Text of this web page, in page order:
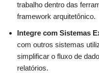
trabalho dentro das
framework arquitetônico.
Integre com Sistemas
com outros sistemas
simplificar o fluxo de
relatórios.